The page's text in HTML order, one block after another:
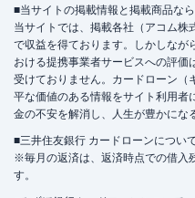
■当サイトの掲載情報と掲載商品な
当サイトでは、掲載各社（アコム株
で収益を得ております。しかしなが
おける提携事業者サービスへの評価
受けておりません。カードローン（
平な価値のある情報をサイト利用者
金の不安を解消し、人生が豊かにな
■三井住友銀行 カードローンについ
※毎月の返済は、返済時点での借入
す。